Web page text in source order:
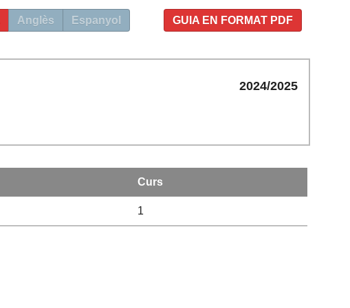
GUIA EN FORMAT PDF
Anglès Espanyol
2024/2025
Curs
1